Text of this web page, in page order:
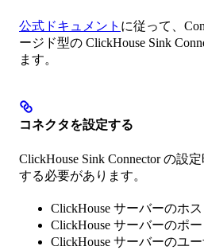
公式ドキュメント に従って、
ージド型の ClickHouse Sink
ます。
コネクタを設定する
ClickHouse Sink Connector の設
する必要があります。
ClickHouse サーバーのホ
ClickHouse サーバーのポ
ClickHouse サーバーのユ